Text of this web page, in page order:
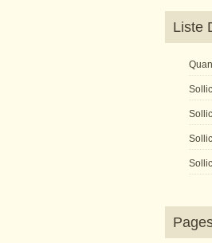
Liste